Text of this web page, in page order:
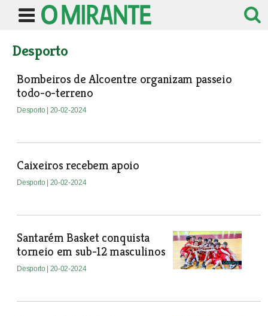
Desporto
Bombeiros de Alcoentre organizam passeio
todo-o-terreno
Desporto | 20-02-2024
Caixeiros recebem apoio
Desporto | 20-02-2024
Santarém Basket conquista
torneio em sub-12 masculinos
Desporto | 20-02-2024